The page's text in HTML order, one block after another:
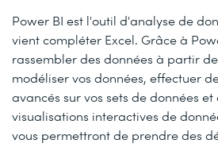
Power BI est l'outil d'analyse de
vient compléter Excel. Grâce à
rassembler des données à partir
modéliser vos données, effectuer
avancés sur vos sets de données et
visualisations interactives de
vous permettront de prendre des